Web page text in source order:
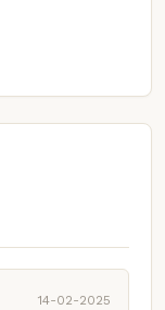
14-02-2025